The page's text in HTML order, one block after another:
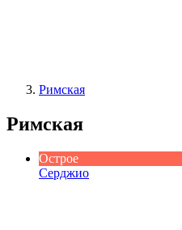
Римская
Римская
Острое
Серджио